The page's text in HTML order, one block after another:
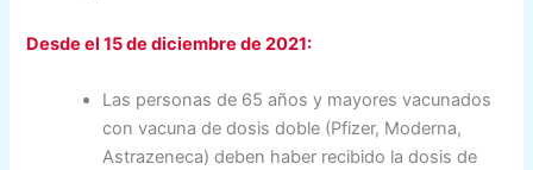
Desde el 15 de diciembre de 2021:
Las personas de 65 años y mayores vacunados
con vacuna de dosis doble (Pfizer, Moderna,
Astrazeneca) deben haber recibido la dosis de